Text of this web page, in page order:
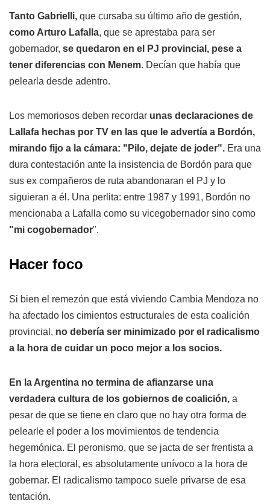
Tanto Gabrielli, que cursaba su último año de gestión,
como Arturo Lafalla, que se aprestaba para ser
gobernador, se quedaron en el PJ provincial, pese a
tener diferencias con Menem. Decían que había que
pelearla desde adentro.
Los memoriosos deben recordar unas declaraciones de
Lallafa hechas por TV en las que le advertía a Bordón,
mirando fijo a la cámara: "Pilo, dejate de joder". Era una
dura contestación ante la insistencia de Bordón para que
sus ex compañeros de ruta abandonaran el PJ y lo
siguieran a él. Una perlita: entre 1987 y 1991, Bordón no
mencionaba a Lafalla como su vicegobernador sino como
"mi cogobernador".
Hacer foco
Si bien el remezón que está viviendo Cambia Mendoza no
ha afectado los cimientos estructurales de esta coalición
provincial, no debería ser minimizado por el radicalismo
a la hora de cuidar un poco mejor a los socios.
En la Argentina no termina de afianzarse una
verdadera cultura de los gobiernos de coalición, a
pesar de que se tiene en claro que no hay otra forma de
pelearle el poder a los movimientos de tendencia
hegemónica. El peronismo, que se jacta de ser frentista a
la hora electoral, es absolutamente unívoco a la hora de
gobernar. El radicalismo tampoco suele privarse de esa
tentación.